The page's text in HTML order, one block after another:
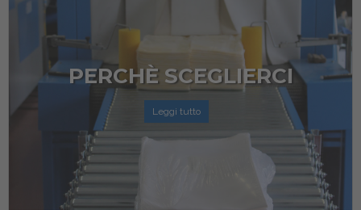
PERCHÈ SCEGLIERCI
Leggi tutto